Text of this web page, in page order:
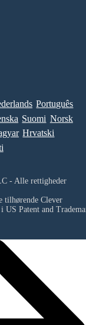
Português
Suomi Norsk
Hrvatski
- Alle rettigheder
tilhørende Clever
US Patent and